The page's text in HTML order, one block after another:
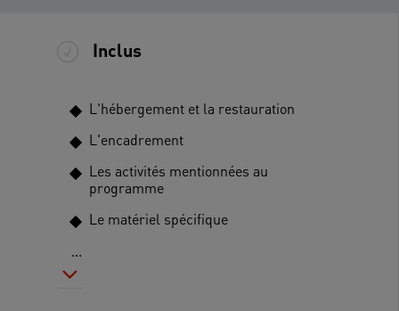
Inclus
L'hébergement et la restauration
L'encadrement
Les activités mentionnées au
programme
Le matériel spécifique
...